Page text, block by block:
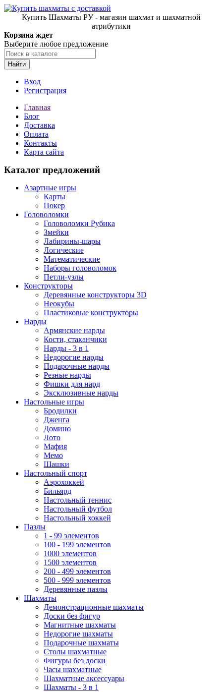
Купить Шахматы РУ - магазин шахмат и шахматной
атрибутики
Корзина ждет
Выберите любое предложение
Найти
Вход
Регистрация
Главная
Блог
Доставка
Оплата
Контакты
Карта сайта
Каталог предложений
Азартные игры
Карты
Покер
Головоломки
Головоломки Рубика
Змейки
Лабирины-шары
Логические
Математические
Наборы головоломок
Петли-узлы
Конструкторы
Деревянные конструкторы 3D
Неокубы
Пластиковые конструкторы
Нарды
Армянские нарды
Кости, стаканчики
Нарды - 3 в 1
Недорогие нарды
Подарочные нарды
Резные нарды
Фишки для нард
Эксклюзивные нарды
Настольные игры
Бродилки
Дженга
Домино
Лото
Мафия
Мемо
Шашки
Настольный спорт
Аэрохоккей
Бильярд
Настольный теннис
Настольный футбол
Настольный хоккей
Пазлы
1 - 99 элементов
100 - 199 элементов
1000 элементов
1500 элементов
200 - 499 элементов
500 - 999 элементов
Деревянные пазлы
Шахматы
Демонстрационные шахматы
Доски без фигур
Магнитные шахматы
Недорогие шахматы
Подарочные шахматы
Столы шахматные
Фигуры без доски
Часы шахматные
Шахматные аксессуары
Шахматы - 3 в 1